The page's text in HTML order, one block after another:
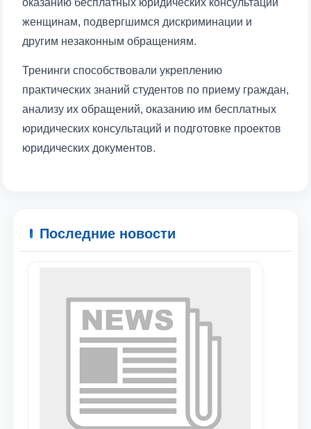
оказанию бесплатных юридических консультаций
женщинам, подвергшимся дискриминации и
другим незаконным обращениям.
Тренинги способствовали укреплению
практических знаний студентов по приему граждан,
анализу их обращений, оказанию им бесплатных
юридических консультаций и подготовке проектов
юридических документов.
Последние новости